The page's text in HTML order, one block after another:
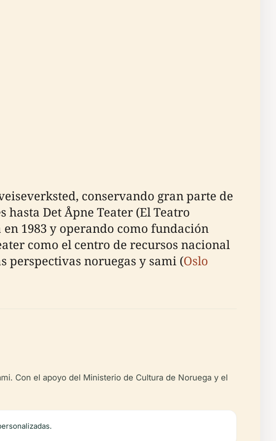
conservando gran parte de
Det Åpne Teater (El Teatro
1983 y operando como fundación
como el centro de recursos nacional
perspectivas noruegas y sami (Oslo
Con el apoyo del Ministerio de Cultura de Noruega y el